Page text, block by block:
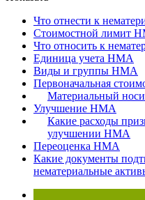
Бератор
«Практическая
Материалы
«Нормативные акты
Материалы
«Практическая
Онлайн-сервисы
Просто заполните
Что отнести к
Стоимостной лимит
Что относить к
Единица учета НМА
Виды и группы НМА
Первоначальная
Материальный
Улучшение НМА
Какие расходы
улучшении НМА
Переоценка НМА
Какие документы
нематериальные